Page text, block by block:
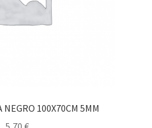
100X70CM 5MM